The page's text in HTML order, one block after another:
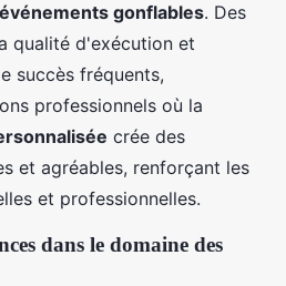
événements gonflables. Des
qualité d'exécution et
succès fréquents,
professionnels où la
crée des
et agréables, renforçant les
et professionnelles.
dans le domaine des